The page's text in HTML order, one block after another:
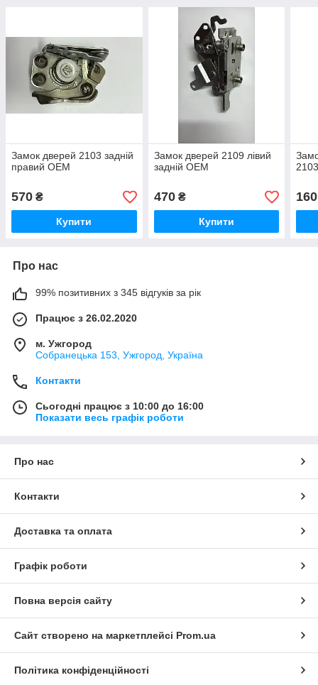
Замок дверей 2103 задній
правий OEM
570 ₴
Купити
Замок дверей 2109 лівий
задній OEM
470₴
Купити
160
Про нас
99% позитивних з 345 відгуків за рік
Працює з 26.02.2020
м. Ужгород
Собранецька 153, Ужгород, Україна
Контакти
Сьогодні працює з 10:00 до 16:00
Показати весь графік роботи
Про нас
Контакти
Доставка та оплата
Графік роботи
Повна версія сайту
Сайт створено на маркетплейсі Prom.ua
Політика конфіденційності